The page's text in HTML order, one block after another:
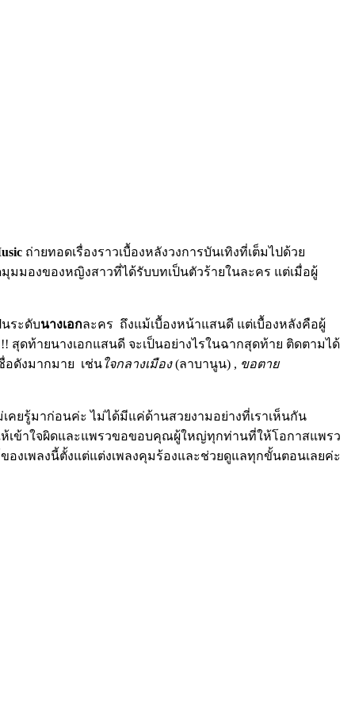
ถ่ายทอดเรื่องราวเบื้องหลังวงการบันเทิงที่เต็มไปด้วย
มมองของหญิงสาวที่ได้รับบทเป็นตัวร้ายในละคร แต่เมื่อผู้
ระดับนางเอกละคร ถึงแม้เบื้องหน้าแสนดี แต่เบื้องหลังคือผู้
ดท้ายนางเอกแสนดี จะเป็นอย่างไรในฉากสุดท้าย ติดตามได้
ดังมากมาย เช่นใจกลางเมือง(ลาบานูน) , ขอตาย
คยรู้มาก่อนค่ะ ไม่ได้มีแค่ด้านสวยงามอย่างที่เราเห็นกัน
เข้าใจผิดและแพรวขอขอบคุณผู้ใหญ่ทุกท่านที่ให้โอกาสแพรว
องเพลงนี้ตั้งแต่แต่งเพลงคุมร้องและช่วยดูแลทุกขั้นตอนเลยค่ะ